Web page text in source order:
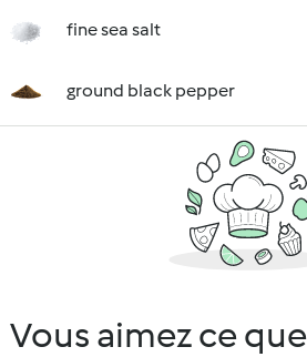
fine sea salt
ground black pepper
Vous aimez ce